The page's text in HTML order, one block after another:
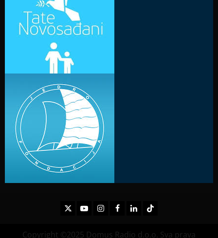
TwitterYoutubeInstagramFacebook
LinkedInTikTok
Copyright ©2025 Domus Radio d.o.o. Sva prava